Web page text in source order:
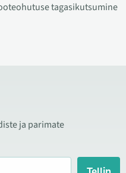
tagasikutsumine
ja parimate